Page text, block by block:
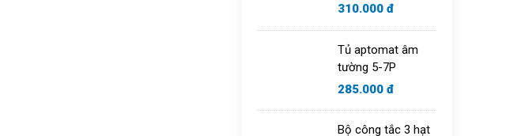
310.000 đ
Tủ aptomat âm
tường 5-7P
285.000 đ
Bộ công tắc 3 hạt